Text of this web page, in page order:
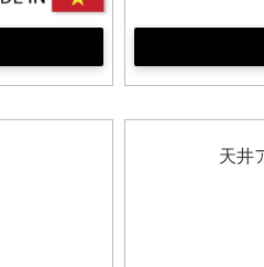
天井